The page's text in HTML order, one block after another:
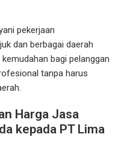
pekerjaan
dan berbagai daerah
bagi pelanggan
tanpa harus
Harga Jasa
kepada PT Lima